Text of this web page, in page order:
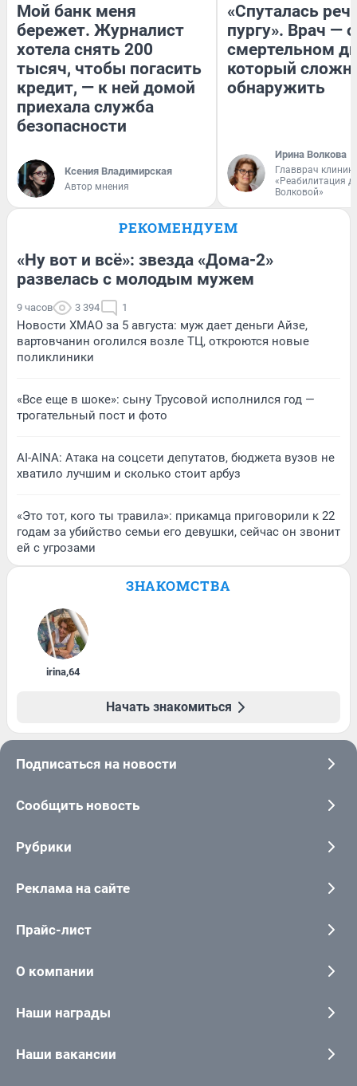
Мой банк меня
бережет. Журналист
хотела снять 200
тысяч, чтобы погасить
кредит, — к ней домой
приехала служба
безопасности
Ксения Владимирская
Автор мнения
«Спуталась
пургу». Врач — о
смертельном
который
обнаружить
Ирина Волкова
Главврач
«Реабилитация
Волковой»
РЕКОМЕНДУЕМ
«Ну вот и всё»: звезда «Дома-2»
развелась с молодым мужем
9 часов 3 394 1
Новости ХМАО за 5 августа: муж дает деньги Айзе,
вартовчанин оголился возле ТЦ, откроются новые
поликлиники
«Все еще в шоке»: сыну Трусовой исполнился год —
трогательный пост и фото
AI-AINA: Атака на соцсети депутатов, бюджета вузов не
хватило лучшим и сколько стоит арбуз
«Это тот, кого ты травила»: прикамца приговорили к 22
годам за убийство семьи его девушки, сейчас он звонит
ей с угрозами
ЗНАКОМСТВА
irina,64
Начать знакомиться
Подписаться на новости
Сообщить новость
Рубрики
Реклама на сайте
Прайс-лист
О компании
Наши награды
Наши вакансии